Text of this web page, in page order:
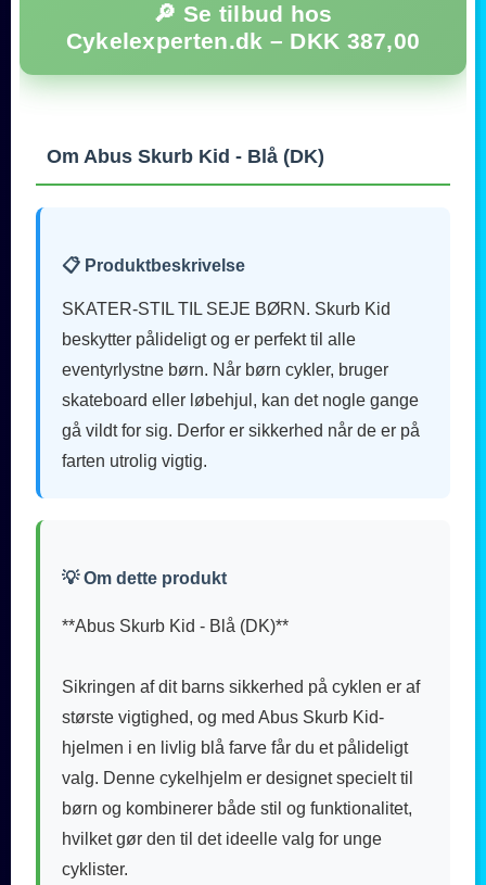
🔎 Se tilbud hos
Cykelexperten.dk – DKK 387,00
Om Abus Skurb Kid - Blå (DK)
📋 Produktbeskrivelse
SKATER-STIL TIL SEJE BØRN. Skurb Kid
beskytter pålideligt og er perfekt til alle
eventyrlystne børn. Når børn cykler, bruger
skateboard eller løbehjul, kan det nogle gange
gå vildt for sig. Derfor er sikkerhed når de er på
farten utrolig vigtig.
💡 Om dette produkt
**Abus Skurb Kid - Blå (DK)**
Sikringen af dit barns sikkerhed på cyklen er af
største vigtighed, og med Abus Skurb Kid-
hjelmen i en livlig blå farve får du et pålideligt
valg. Denne cykelhjelm er designet specielt til
børn og kombinerer både stil og funktionalitet,
hvilket gør den til det ideelle valg for unge
cyklister.